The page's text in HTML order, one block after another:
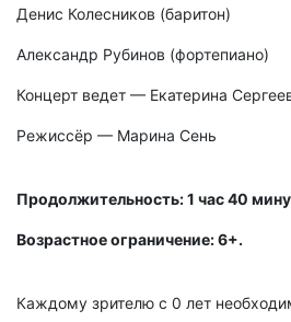
Денис Колесников (баритон)
Александр Рубинов (фортепиано)
Концерт ведет — Екатерина
Режиссёр — Марина Сень
Продолжительность: 1 час 40
Возрастное ограничение: 6+.
Каждому зрителю c 0 лет